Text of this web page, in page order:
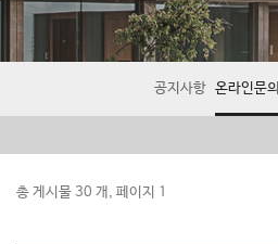
공지사항 온라인문의
총 게시물 30 개, 페이지 1